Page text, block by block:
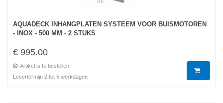
AQUADECK INHANGPLATEN SYSTEEM VOOR BUISMOTOREN
- INOX - 500 MM - 2 STUKS
€ 995.00
Artikel is te bestellen
Levertermijn 2 tot 5 werkdagen